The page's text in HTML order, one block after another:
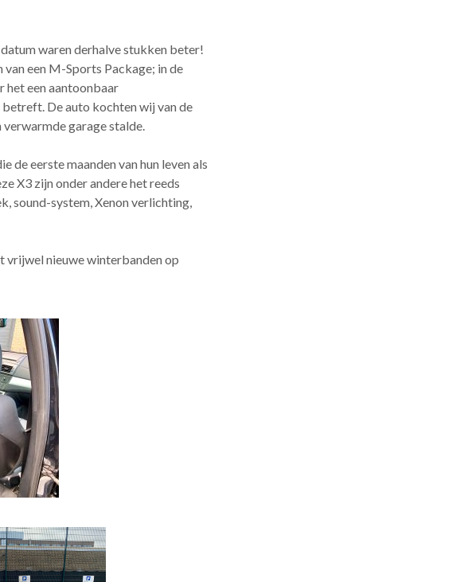
waren derhalve stukken beter!
een M-Sports Package; in de
het een aantoonbaar
De auto kochten wij van de
verwarmde garage stalde.
de eerste maanden van hun leven als
X3 zijn onder andere het reeds
sound-system, Xenon verlichting,
vrijwel nieuwe winterbanden op